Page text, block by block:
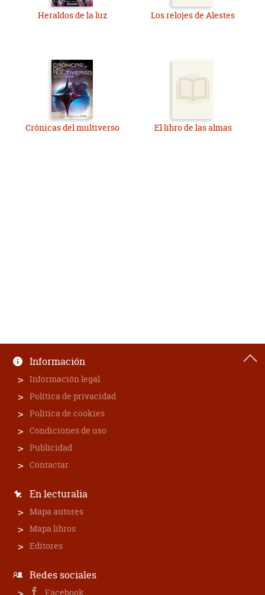
Heraldos de la luz Los relojes de Alestes
Crónicas del multiverso El libro de las almas
Información
Información legal
Política de privacidad
Política de cookies
Condiciones de uso
Publicidad
Contactar
En lecturalia
Mapa autores
Mapa libros
Editores
Redes sociales
Facebook